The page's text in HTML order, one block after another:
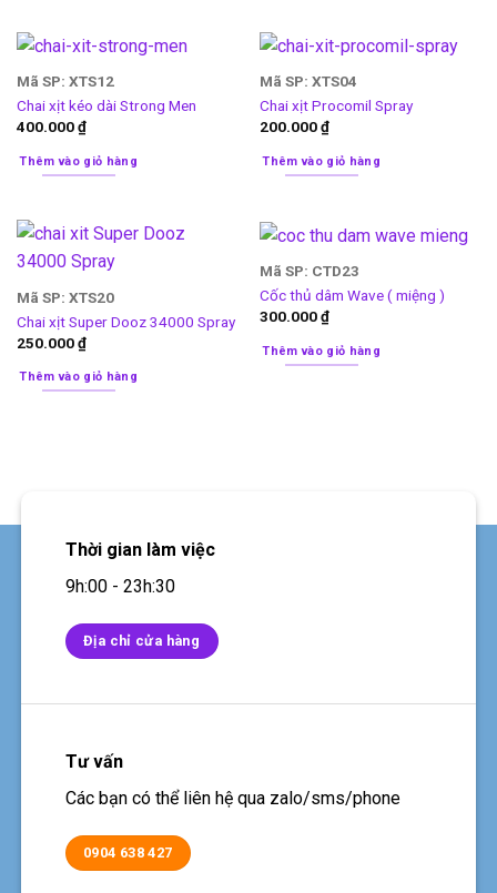
Mã SP: XTS12
Chai xịt kéo dài Strong Men
400.000₫
Thêm vào giỏ hàng
Mã SP: XTS04
Chai xịt Procomil Spray
200.000₫
Thêm vào giỏ hàng
Mã SP: XTS20
Chai xịt Super Dooz 34000 Spray
250.000₫
Thêm vào giỏ hàng
Mã SP: CTD23
Cốc thủ dâm Wave ( miệng )
300.000₫
Thêm vào giỏ hàng
Thời gian làm việc
9h:00 - 23h:30
Địa chỉ cửa hàng
Tư vấn
Các bạn có thể liên hệ qua zalo/sms/phone
0904 638 427